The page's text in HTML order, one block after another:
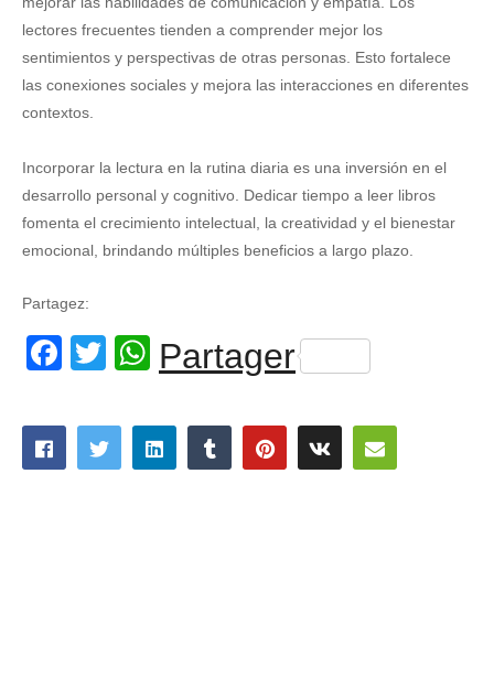
lectores frecuentes tienden a comprender mejor los
sentimientos y perspectivas de otras personas. Esto fortalece
las conexiones sociales y mejora las interacciones en diferentes
contextos.
Incorporar la lectura en la rutina diaria es una inversión en el
desarrollo personal y cognitivo. Dedicar tiempo a leer libros
fomenta el crecimiento intelectual, la creatividad y el bienestar
emocional, brindando múltiples beneficios a largo plazo.
Partagez:
Facebook
Twitter
WhatsApp
Partager